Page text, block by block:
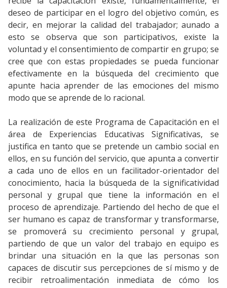
deseo de participar en el logro del objetivo común, es
decir, en mejorar la calidad del trabajador; aunado a
esto se observa que son participativos, existe la
voluntad y el consentimiento de compartir en grupo; se
cree que con estas propiedades se pueda funcionar
efectivamente en la búsqueda del crecimiento que
apunte hacia aprender de las emociones del mismo
modo que se aprende de lo racional.
La realización de este Programa de Capacitación en el
área de Experiencias Educativas Significativas, se
justifica en tanto que se pretende un cambio social en
ellos, en su función del servicio, que apunta a convertir
a cada uno de ellos en un facilitador-orientador del
conocimiento, hacia la búsqueda de la significatividad
personal y grupal que tiene la información en el
proceso de aprendizaje. Partiendo del hecho de que el
ser humano es capaz de transformar y transformarse,
se promoverá su crecimiento personal y grupal,
partiendo de que un valor del trabajo en equipo es
brindar una situación en la que las personas son
capaces de discutir sus percepciones de sí mismo y de
recibir retroalimentación inmediata de cómo los